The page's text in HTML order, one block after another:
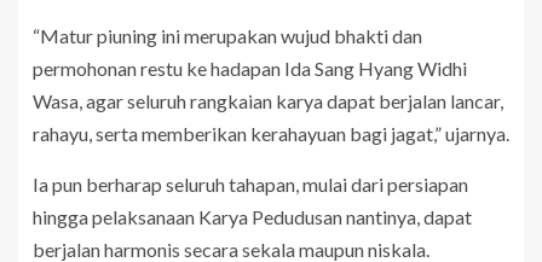
“Matur piuning ini merupakan wujud bhakti dan
permohonan restu ke hadapan Ida Sang Hyang Widhi
Wasa, agar seluruh rangkaian karya dapat berjalan lancar,
rahayu, serta memberikan kerahayuan bagi jagat,” ujarnya.
Ia pun berharap seluruh tahapan, mulai dari persiapan
hingga pelaksanaan Karya Pedudusan nantinya, dapat
berjalan harmonis secara sekala maupun niskala.